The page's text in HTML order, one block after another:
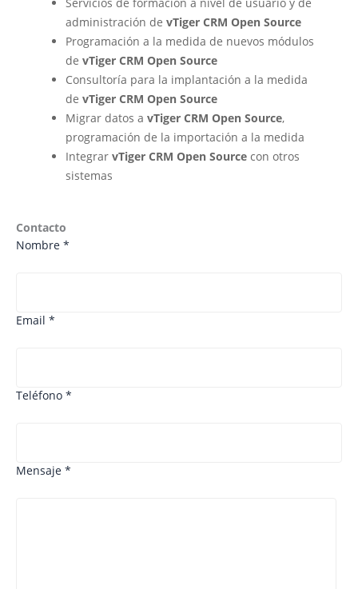
administración de vTiger CRM Open Source
Programación a la medida de nuevos módulos
de vTiger CRM Open Source
Consultoría para la implantación a la medida
de vTiger CRM Open Source
Migrar datos a vTiger CRM Open Source,
programación de la importación a la medida
Integrar vTiger CRM Open Source con otros
sistemas
Contacto
Nombre *
Email *
Teléfono *
Mensaje *